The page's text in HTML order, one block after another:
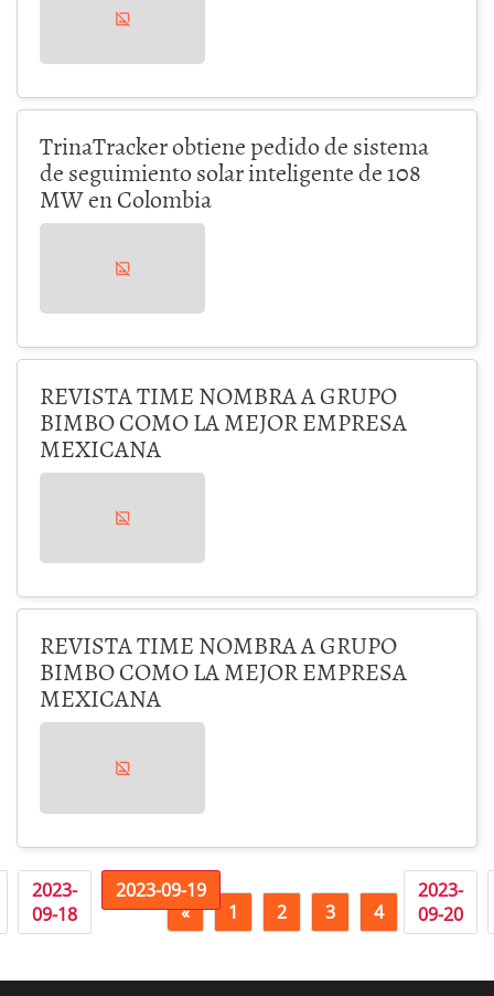
TrinaTracker obtiene pedido de sistema
de seguimiento solar inteligente de 108
MW en Colombia
REVISTA TIME NOMBRA A GRUPO
BIMBO COMO LA MEJOR EMPRESA
MEXICANA
REVISTA TIME NOMBRA A GRUPO
BIMBO COMO LA MEJOR EMPRESA
MEXICANA
2023-
09-18
2023-09-19
«
1 2 3 4 5
2023-
09-20